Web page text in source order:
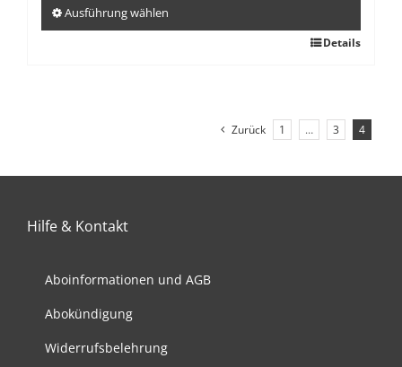
gewählt
werden
Ausführung wählen
Die
können
Produktseite
werden
Details
Zurück 1 … 3 4
Hilfe & Kontakt
Aboinformationen und AGB
Abokündigung
Widerrufsbelehrung